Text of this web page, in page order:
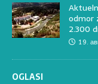
odmor
2.300
19.
OGLASI